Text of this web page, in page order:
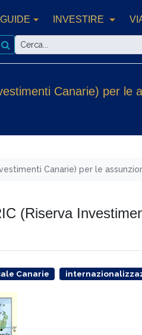
GUIDE INVESTIRE
Canarie) per le
Canarie) per le
(Riserva
Canarie